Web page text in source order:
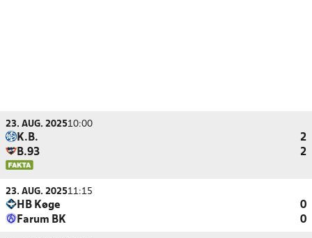
23. AUG. 202510:00
K.B.
2
B.93
2
23. AUG. 202511:15
HB Køge
0
Farum BK
0